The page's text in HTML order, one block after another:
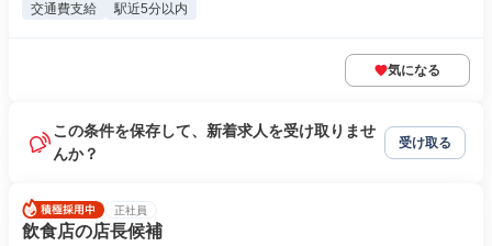
交通費支給 駅近5分以内
気になる
この条件を保存して、新着求人を受け取りませ
んか？
受け取る
正社員
飲食店の店長候補